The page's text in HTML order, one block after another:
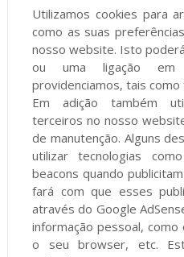
Utilizamos cookies para
como as suas
nosso website. Isto
ou uma ligação em
providenciamos, tais como
Em adição também
terceiros no nosso
de manutenção. Alguns
utilizar tecnologias
beacons quando
fará com que esses
através do Google
informação pessoal,
o seu browser, etc.